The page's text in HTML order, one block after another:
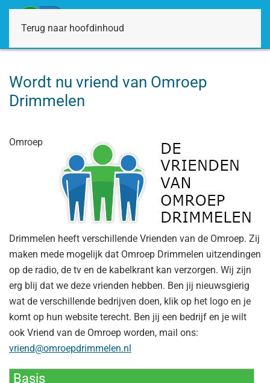
Terug naar hoofdinhoud
Wordt nu vriend van Omroep
Drimmelen
Omroep
Drimmelen heeft verschillende Vrienden van de Omroep. Zij
maken mede mogelijk dat Omroep Drimmelen uitzendingen
op de radio, de tv en de kabelkrant kan verzorgen. Wij zijn
erg blij dat we deze vrienden hebben. Ben jij nieuwsgierig
wat de verschillende bedrijven doen, klik op het logo en je
komt op hun website terecht. Ben jij een bedrijf en je wilt
ook Vriend van de Omroep worden, mail ons:
vriend@omroepdrimmelen.nl
Basis